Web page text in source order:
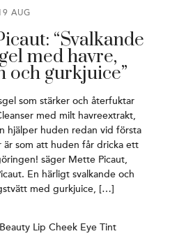
AUG
“Svalkande
med havre,
och gurkjuice”
som stärker och återfuktar
med milt havreextrakt,
hjälper huden redan vid första
är som att huden får dricka ett
säger Mette Picaut,
En härligt svalkande och
med gurkjuice, […]